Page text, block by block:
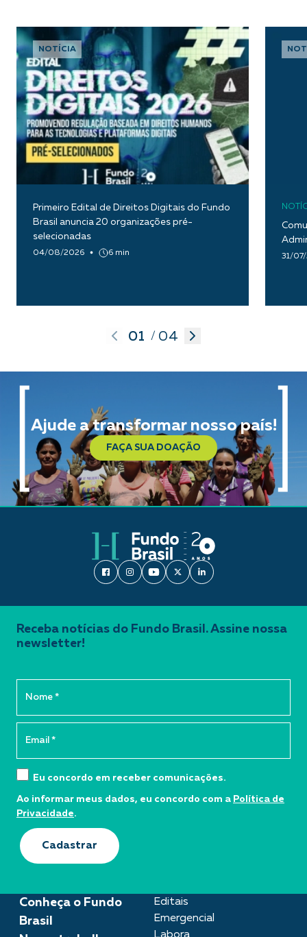
NOTÍCIA
Primeiro Edital de Direitos Digitais do Fundo
Brasil anuncia 20 organizações pré-
selecionadas
04/08/2026 6 min 31/
01 / 04
Ajude a transformar nosso país!
FAÇA SUA DOAÇÃO
Conheça o Fundo
Brasil
Editais
Emergencial
Receba notícias do Fundo Brasil. Assine nossa
newsletter!
Eu concordo em receber comunicações.
Ao informar meus dados, eu concordo com a Política de
Privacidade.
Cadastrar